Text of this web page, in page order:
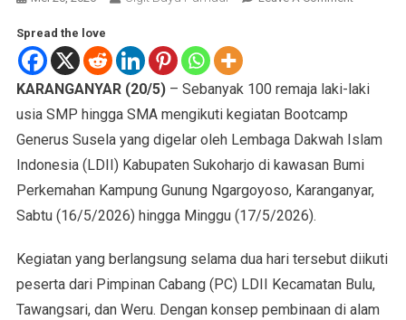
Spread the love
KARANGANYAR (20/5)– Sebanyak 100 remaja laki-laki
usia SMP hingga SMA mengikuti kegiatan Bootcamp
Generus Susela yang digelar oleh Lembaga Dakwah Islam
Indonesia (LDII) Kabupaten Sukoharjo di kawasan Bumi
Perkemahan Kampung Gunung Ngargoyoso, Karanganyar,
Sabtu (16/5/2026) hingga Minggu (17/5/2026).
Kegiatan yang berlangsung selama dua hari tersebut diikuti
peserta dari Pimpinan Cabang (PC) LDII Kecamatan Bulu,
Tawangsari, dan Weru. Dengan konsep pembinaan di alam